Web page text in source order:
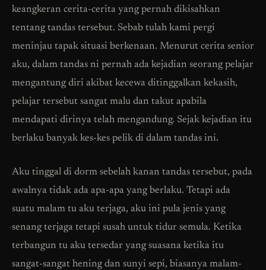
keangkeran cerita-cerita yang pernah dikisahkan
tentang tandas tersebut. Sebab tulah kami pergi
meninjau tapak situasi berkenaan. Menurut cerita senior
aku, dalam tandas ni pernah ada kejadian seorang pelajar
mengantung diri akibat kecewa ditinggalkan kekasih,
pelajar tersebut sangat malu dan takut apabila
mendapati dirinya telah mengandung. Sejak kejadian itu
berlaku banyak kes-kes pelik di dalam tandas ini.
Aku tinggal di dorm sebelah kanan tandas tersebut, pada
awalnya tidak ada apa-apa yang berlaku. Tetapi ada
suatu malam tu aku terjaga, aku ini pula jenis yang
senang terjaga tetapi susah untuk tidur semula. Ketika
terbangun tu aku tersedar yang suasana ketika itu
sangat-sangat hening dan sunyi sepi, biasanya malam-